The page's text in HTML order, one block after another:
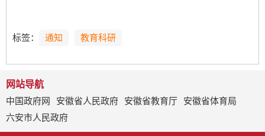
标签： 通知 教育科研
网站导航
中国政府网
安徽省人民政府 安徽省教育厅
安徽省体育局
六安市人民政府